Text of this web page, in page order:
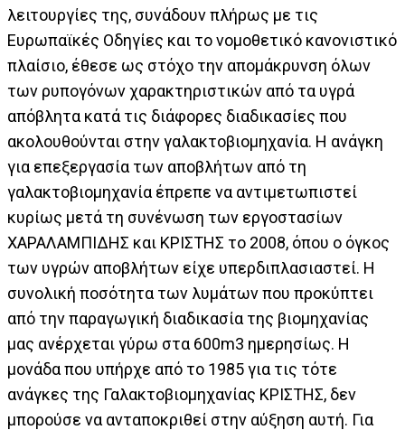
λειτουργίες της, συνάδουν πλήρως με τις
Ευρωπαϊκές Οδηγίες και το νομοθετικό κανονιστικό
πλαίσιο, έθεσε ως στόχο την απομάκρυνση όλων
των ρυπογόνων χαρακτηριστικών από τα υγρά
απόβλητα κατά τις διάφορες διαδικασίες που
ακολουθούνται στην γαλακτοβιομηχανία. Η ανάγκη
για επεξεργασία των αποβλήτων από τη
γαλακτοβιομηχανία έπρεπε να αντιμετωπιστεί
κυρίως μετά τη συνένωση των εργοστασίων
ΧΑΡΑΛΑΜΠΙΔΗΣ και ΚΡΙΣΤΗΣ το 2008, όπου ο όγκος
των υγρών αποβλήτων είχε υπερδιπλασιαστεί. Η
συνολική ποσότητα των λυμάτων που προκύπτει
από την παραγωγική διαδικασία της βιομηχανίας
μας ανέρχεται γύρω στα 600m3 ημερησίως. Η
μονάδα που υπήρχε από το 1985 για τις τότε
ανάγκες της Γαλακτοβιομηχανίας ΚΡΙΣΤΗΣ, δεν
μπορούσε να ανταποκριθεί στην αύξηση αυτή. Για